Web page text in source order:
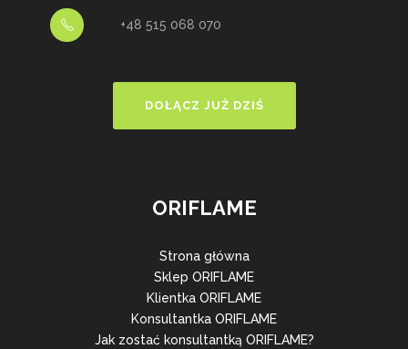
+48 515 068 070
DOŁĄCZ JUŻ DZIŚ
ORIFLAME
Strona główna
Sklep ORIFLAME
Klientka ORIFLAME
Konsultantka ORIFLAME
Jak zostać konsultantką ORIFLAME?